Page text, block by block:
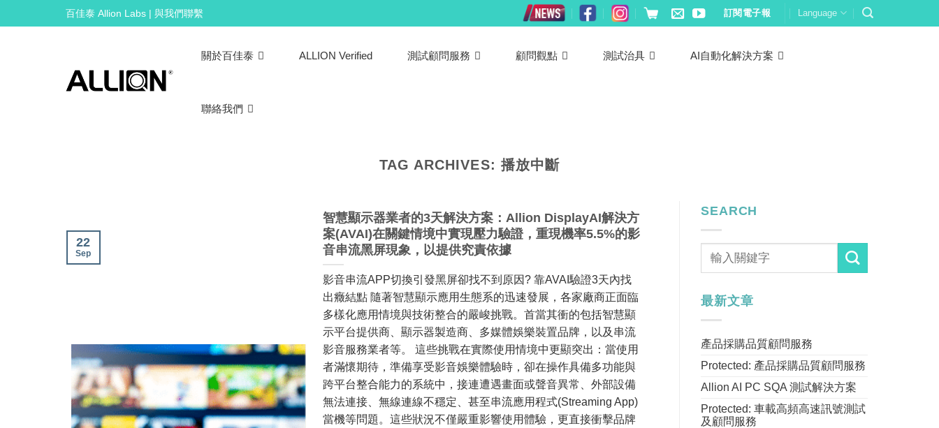
to
百佳泰 Allion Labs | 與我們聯繫 訂閱電子報 Language
關於百佳泰 ALLION Verified 測試顧問服務 顧問觀點 測試治具 AI自動化解決方案
聯絡我們
TAG ARCHIVES: 播放中斷
智慧顯示器業者的3天解決方案：Allion DisplayAI解決方
案(AVAI)在關鍵情境中實現壓力驗證，重現機率5.5%的影
音串流黑屏現象，以提供究責依據
影音串流APP切換引發黑屏卻找不到原因? 靠AVAI驗證3天內找
出癥結點 隨著智慧顯示應用生態系的迅速發展，各家廠商正面臨
多樣化應用情境與技術整合的嚴峻挑戰。首當其衝的包括智慧顯
示平台提供商、顯示器製造商、多媒體娛樂裝置品牌，以及串流
影音服務業者等。 這些挑戰在實際使用情境中更顯突出：當使用
者滿懷期待，準備享受影音娛樂體驗時，卻在操作具備多功能與
跨平台整合能力的系統中，接連遭遇畫面或聲音異常、外部設備
無法連接、無線連線不穩定、甚至串流應用程式(Streaming App)
當機等問題。這些狀況不僅嚴重影響使用體驗，更直接衝擊品牌
22
Sep
SEARCH
最新文章
產品採購品質顧問服務
Protected: 產品採購品質顧問服務
Allion AI PC SQA 測試解決方案
Protected: 車載高頻高速訊號測試
及顧問服務